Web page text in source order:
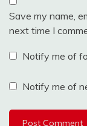
Save my name,
next time I
Notify me of
Notify me of